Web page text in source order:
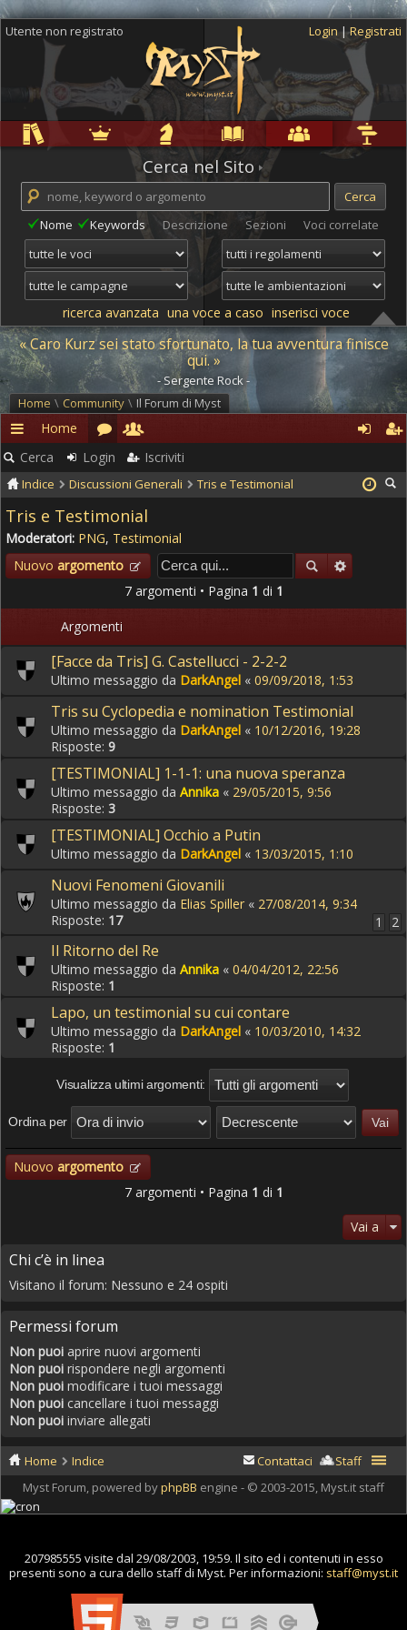
Utente non registrato Login |Registrati
Cerca nel Sito
Nome Keywords Descrizione Sezioni Voci correlate
ricerca avanzata una voce a caso inserisci voce
« Caro Kurz sei stato sfortunato, la tua avventura finisce
qui. »
- Sergente Rock -
Home \ Community \ Il Forum di Myst
Rapidi
Home
Cerca
Login Iscriviti
Indice Discussioni Generali Tris e Testimonial
Tris e Testimonial
Moderatori: PNG, Testimonial
Nuovo argomento
7 argomenti • Pagina 1 di 1
Argomenti
[Facce da Tris] G. Castellucci - 2-2-2
Ultimo messaggio da DarkAngel « 09/09/2018, 1:53
Tris su Cyclopedia e nomination Testimonial
Ultimo messaggio da DarkAngel « 10/12/2016, 19:28
Risposte: 9
[TESTIMONIAL] 1-1-1: una nuova speranza
Ultimo messaggio da Annika « 29/05/2015, 9:56
Risposte: 3
[TESTIMONIAL] Occhio a Putin
Ultimo messaggio da DarkAngel « 13/03/2015, 1:10
Nuovi Fenomeni Giovanili
Ultimo messaggio da Elias Spiller « 27/08/2014, 9:34
Risposte: 17 1 2
Il Ritorno del Re
Ultimo messaggio da Annika « 04/04/2012, 22:56
Risposte: 1
Lapo, un testimonial su cui contare
Ultimo messaggio da DarkAngel « 10/03/2010, 14:32
Risposte: 1
Visualizza ultimi argomenti:
Ordina per
Nuovo argomento
7 argomenti • Pagina 1 di 1
Vai a
Chi c’è in linea
Visitano il forum: Nessuno e 24 ospiti
Permessi forum
Non puoi aprire nuovi argomenti
Non puoi rispondere negli argomenti
Non puoi modificare i tuoi messaggi
Non puoi cancellare i tuoi messaggi
Non puoi inviare allegati
Home Indice Staff
Contattaci
Myst Forum, powered byphpBB engine - © 2003-2015, Myst.it staff
207985555 visite dal 29/08/2003, 19:59. Il sito ed i contenuti in esso
presenti sono a cura dello staff di Myst. Per informazioni: staff@myst.it